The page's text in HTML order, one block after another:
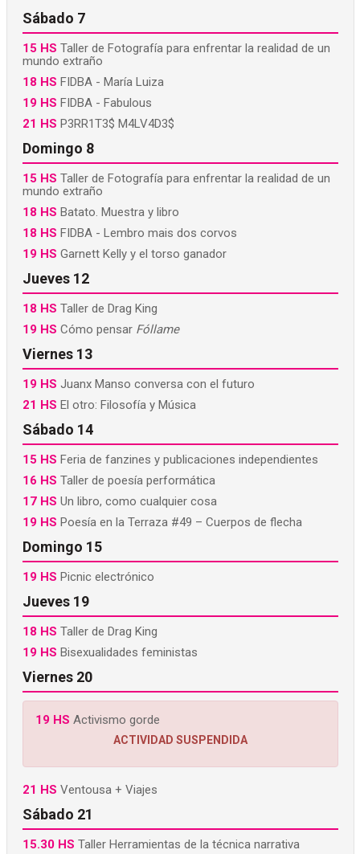
Sábado 7
15 HS Taller de Fotografía para enfrentar la realidad de un
mundo extraño
18 HS FIDBA - María Luiza
19 HS FIDBA - Fabulous
21 HS P3RR1T3$ M4LV4D3$
Domingo 8
15 HS Taller de Fotografía para enfrentar la realidad de un
mundo extraño
18 HS Batato. Muestra y libro
18 HS FIDBA - Lembro mais dos corvos
19 HS Garnett Kelly y el torso ganador
Jueves 12
18 HS Taller de Drag King
19 HS Cómo pensar Fóllame
Viernes 13
19 HS Juanx Manso conversa con el futuro
21 HS El otro: Filosofía y Música
Sábado 14
15 HS Feria de fanzines y publicaciones independientes
16 HS Taller de poesía performática
17 HS Un libro, como cualquier cosa
19 HS Poesía en la Terraza #49 – Cuerpos de flecha
Domingo 15
19 HS Picnic electrónico
Jueves 19
18 HS Taller de Drag King
19 HS Bisexualidades feministas
Viernes 20
19 HS Activismo gorde
ACTIVIDAD SUSPENDIDA
21 HS Ventousa + Viajes
Sábado 21
15.30 HS Taller Herramientas de la técnica narrativa